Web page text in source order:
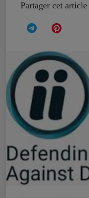
Partager cet article